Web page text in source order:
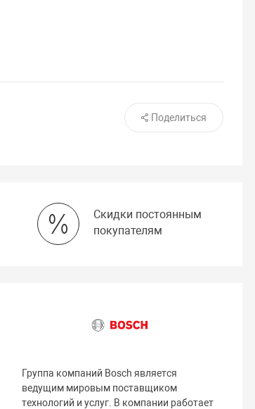
Поделиться
Скидки постоянным
покупателям
Группа компаний Bosch является
ведущим мировым поставщиком
технологий и услуг. В компании работает